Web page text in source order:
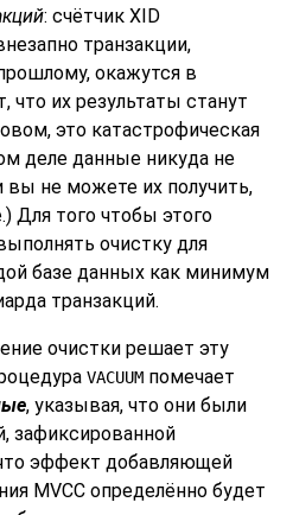
: счётчик XID
транзакции,
окажутся в
что их результаты станут
это катастрофическая
деле данные никуда не
вы не можете их получить,
Для того чтобы этого
очистку для
базе данных как минимум
транзакций.
очистки решает эту
VACUUM помечает
, указывая, что они были
зафиксированной
эффект добавляющей
MVCC определённо будет